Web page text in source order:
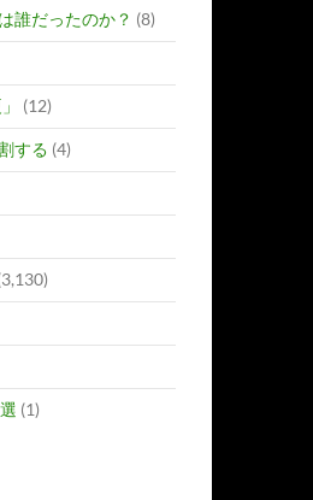
誰だったのか？ (8)
(12)
する (4)
(1)